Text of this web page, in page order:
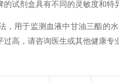
试剂盒具有不同的灵敏度和特
用于监测血液中甘油三酯的
高，请咨询医生或其他健康专